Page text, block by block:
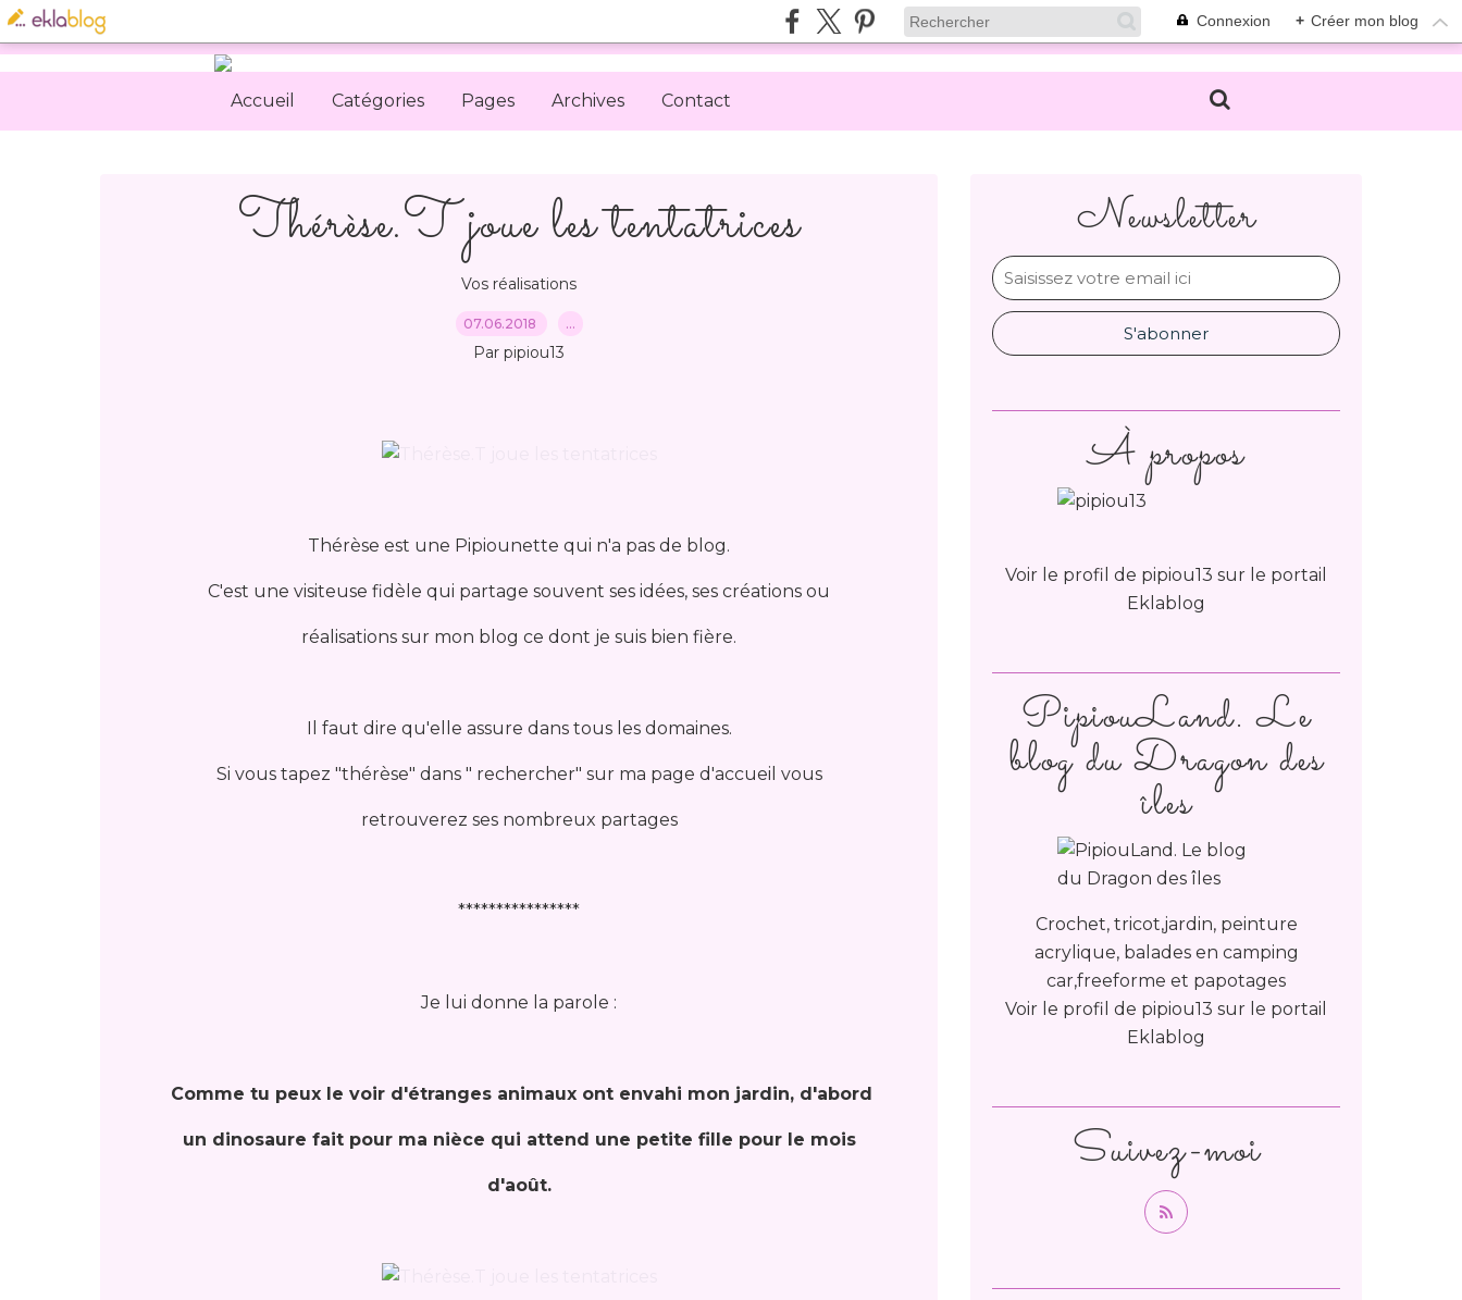
Connexion + Créer mon blog
Accueil Catégories Pages Archives Contact
Thérèse.T joue les tentatrices
Vos réalisations
07.06.2018 …
Par pipiou13
Thérèse est une Pipiounette qui n'a pas de blog.
C'est une visiteuse fidèle qui partage souvent ses idées, ses créations ou
réalisations sur mon blog ce dont je suis bien fière.
Il faut dire qu'elle assure dans tous les domaines.
Si vous tapez "thérèse" dans " rechercher" sur ma page d'accueil vous
retrouverez ses nombreux partages
****************
Je lui donne la parole :
Comme tu peux le voir d'étranges animaux ont envahi mon jardin, d'abord
un dinosaure fait pour ma nièce qui attend une petite fille pour le mois
d'août.
Newsletter
PipiouLand. Le
blog du Dragon des
îles
Crochet, tricot,jardin, peinture
acrylique, balades en camping
car,freeforme et papotages
Voir le profil de pipiou13 sur le portail
Eklablog
Suivez-moi
À propos
Voir le profil de pipiou13 sur le portail
Eklablog